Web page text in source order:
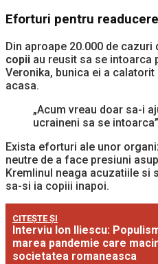
Eforturi pentru
Din aproape 20.000 de
copii au reusit sa se intoarca
Veronika, bunica ei a
acasa.
„Acum vreau doar sa-i
ucraineni sa se
Exista eforturi ale unor
neutre de a face presiuni
Kremlinul neaga acuzatiile si
sa-si ia copiii inapoi.
CITEȘTE ȘI
Interviu Ion Iliescu:
marea pandemie care
societatea romaneasca